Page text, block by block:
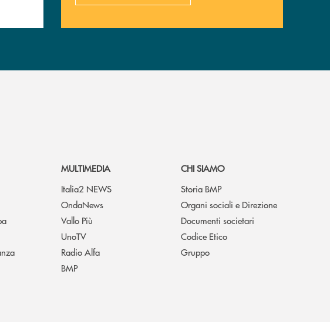
MULTIMEDIA
Italia2 NEWS
OndaNews
Vallo Più
UnoTV
Radio Alfa
BMP
CHI SIAMO
Storia BMP
Organi sociali e Direzione
Documenti societari
Codice Etico
Gruppo